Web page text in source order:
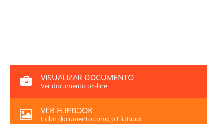
VISUALIZAR DOCUMENTO
Ver documento on-line
VER FLIPBOOK
Exibir documento como o FlipBook